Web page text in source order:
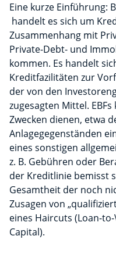
Eine kurze Einführung:
handelt es sich um
Zusammenhang mit
Private-Debt- und
kommen. Es handelt
Kreditfazilitäten zur
der von den
zugesagten Mittel.
Zwecken dienen, etwa
Anlagegegenständen
eines sonstigen
z. B. Gebühren oder
der Kreditlinie bemisst
Gesamtheit der noch
Zusagen von
eines Haircuts (Loan-
Capital).